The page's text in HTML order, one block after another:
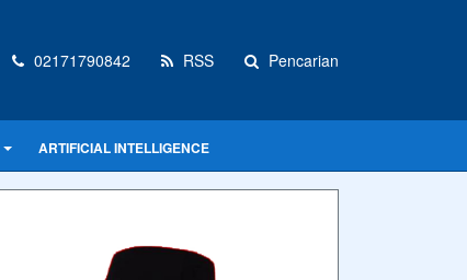
02171790842 RSS Pencarian
ARTIFICIAL INTELLIGENCE